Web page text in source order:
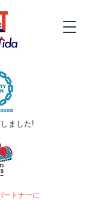
ました!
ートナーに